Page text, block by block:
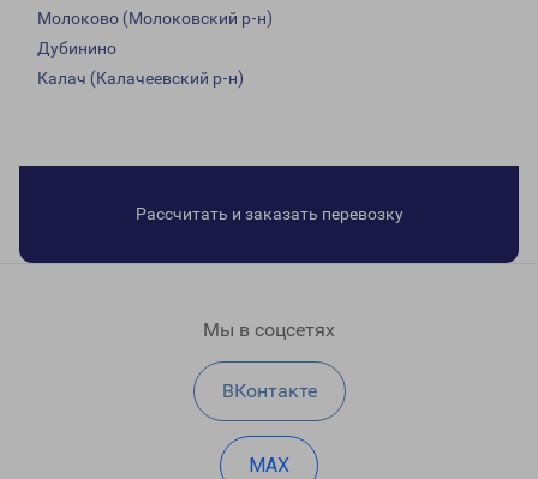
Молоково (Молоковский р-н)
Дубинино
Калач (Калачеевский р-н)
Рассчитать и заказать перевозку
Мы в соцсетях
ВКонтакте
MAX